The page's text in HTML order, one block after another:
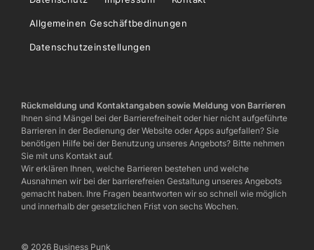
Allgemeinen Geschäftbedinungen
Datenschutzeinstellungen
Rückmeldung und Kontaktangaben sowie Meldung von Barrieren
Ihnen sind Mängel bei der Barrierefreiheit oder hier nicht aufgeführte
Barrieren in der Bedienung der Website oder Apps aufgefallen? Sie
benötigen Hilfe bei der Benutzung unseres Angebots? Bitte nehmen
Sie mit uns Kontakt auf.
Wir erklären Ihnen, welche Barrieren bestehen und welche
Ausnahmen wir bei der barrierefreien Gestaltung unseres Angebots
gemacht haben. Ihre Fragen beantworten wir so schnell wie möglich
und innerhalb der gesetzlichen Frist von sechs Wochen.
© 2026 Business Punk